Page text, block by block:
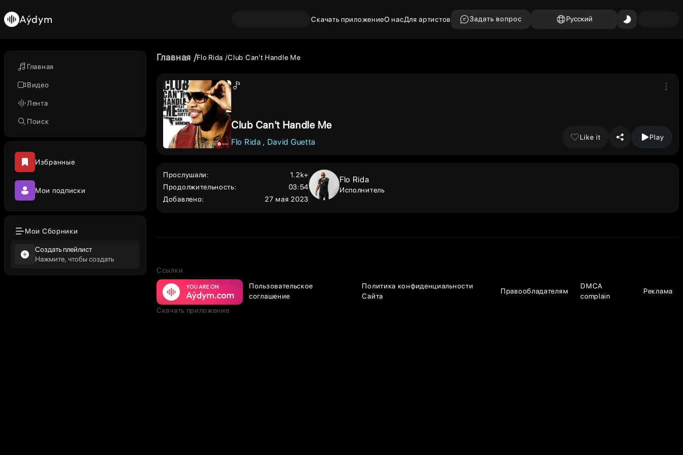
Главная
Видео
Лента
Поиск
Избранные
Мои подписки
Мои Сборники
Создать плейлист
Нажмите, чтобы создать
Aýdym Скачать приложениеО насДля артистов Задать вопрос Русский
Главная Flo Rida Club Can't Handle Me
Club Can't Handle Me
Flo Rida David Guetta
Like it Play
Прослушали:
1.2k+
Продолжительность:
03:54
Добавлено: 27 мая 2023
Flo Rida
Исполнитель
Ссылки
Пользовательское
соглашение
Политика конфиденциальности
Сайта
Правообладателям
DMCA
complain
Реклама
Скачать приложение